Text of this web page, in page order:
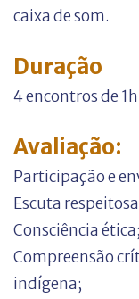
caixa de som.
Duração
4 encontros de
Avaliação:
Participação e
Escuta
Consciência ética;
Compreensão
indígena;